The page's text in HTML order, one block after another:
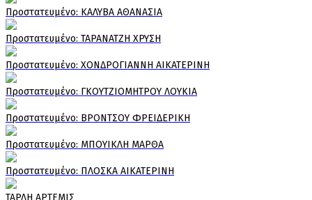
Πρoστατευμένο: ΚΑΛΥΒΑ ΑΘΑΝΑΣΙΑ
Πρoστατευμένο: ΤΑΡΑΝΑΤΖΗ ΧΡΥΣΗ
Πρoστατευμένο: ΧΟΝΔΡΟΓΙΑΝΝΗ ΑΙΚΑΤΕΡΙΝΗ
Πρoστατευμένο: ΓΚΟΥΤΖΙΟΜΗΤΡΟΥ ΛΟΥΚΙΑ
Πρoστατευμένο: ΒΡΟΝΤΣΟΥ ΦΡΕΙΔΕΡΙΚΗ
Πρoστατευμένο: ΜΠΟΥΙΚΛΗ ΜΑΡΘΑ
Πρoστατευμένο: ΠΛΟΣΚΑ ΑΙΚΑΤΕΡΙΝΗ
ΤΑΡΛΗ ΑΡΤΕΜΙΣ